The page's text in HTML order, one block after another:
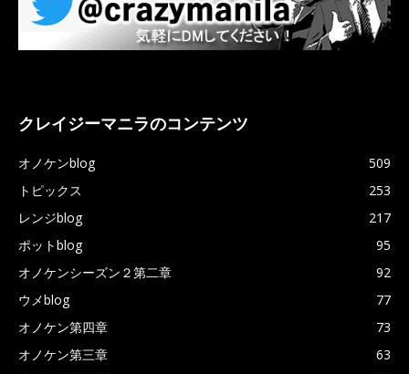
クレイジーマニラのコンテンツ
オノケンblog
509
トピックス
253
レンジblog
217
ポットblog
95
オノケンシーズン２第二章
92
ウメblog
77
オノケン第四章
73
オノケン第三章
63